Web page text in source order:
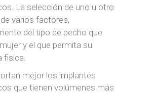
La selección de uno u otro
varios factores,
del tipo de pecho que
y el que permita su
fisica.
mejor los implantes
que tienen volúmenes más